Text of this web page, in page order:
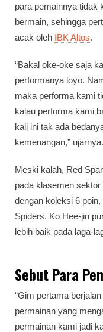
para pemainnya tidak
bermain, sehingga
acak oleh IBK Altos.
“Bakal oke-oke saja
performanya loyo.
maka performa kami
kalau performa kami
kali ini tak ada
kemenangan,” ujarnya.
Meski kalah, Red
pada klasemen
dengan koleksi 6
Spiders. Ko Hee-jin
lebih baik pada laga-
Sebut Para
“Gim pertama
permainan yang
permainan kami jadi